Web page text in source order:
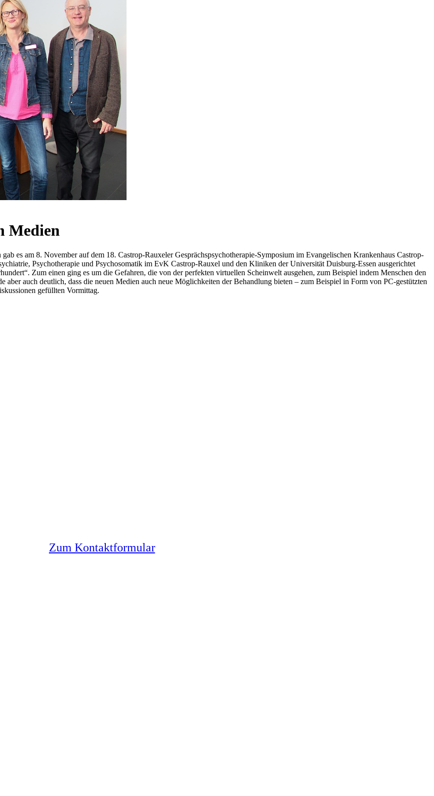
Medien
es am 8. November auf dem 18. Castrop-Rauxeler Gesprächspsychotherapie-Symposium im Evangelischen Krankenhaus Castrop-
Psychotherapie und Psychosomatik im EvK Castrop-Rauxel und den Kliniken der Universität Duisburg-Essen ausgerichtet
Zum einen ging es um die Gefahren, die von der perfekten virtuellen Scheinwelt ausgehen, zum Beispiel indem Menschen den
aber auch deutlich, dass die neuen Medien auch neue Möglichkeiten der Behandlung bieten – zum Beispiel in Form von PC-gestützten
gefüllten Vormittag.
Zum Kontaktformular